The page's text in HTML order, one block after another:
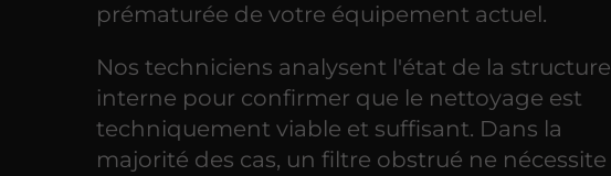
prématurée de votre équipement actuel.
Nos techniciens analysent l'état de la structure
interne pour confirmer que le nettoyage est
techniquement viable et suffisant. Dans la
majorité des cas, un filtre obstrué ne nécessite